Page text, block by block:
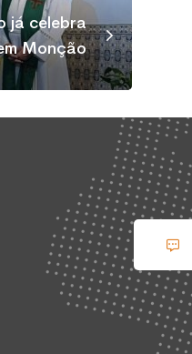
já celebra
Monção